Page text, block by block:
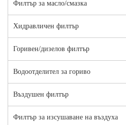
Филтър за масло/смазка
Хидравличен филтър
Горивен/дизелов филтър
Водоотделител за гориво
Въздушен филтър
Филтър за изсушаване на въздуха